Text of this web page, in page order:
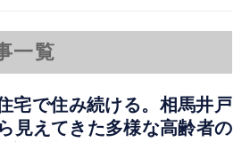
一覧
宅で住み続ける。相馬井戸
見えてきた多様な高齢者の